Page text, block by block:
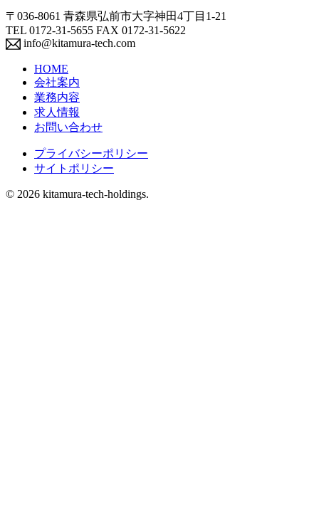
〒036-8061 青森県弘前市大字神田4丁目1-21
TEL 0172-31-5655 FAX 0172-31-5622
info@kitamura-tech.com
HOME
会社案内
業務内容
求人情報
お問い合わせ
プライバシーポリシー
サイトポリシー
© 2026 kitamura-tech-holdings.